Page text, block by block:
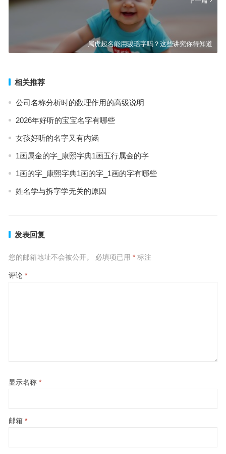
属虎起名能用骏瑶字吗？这些讲究你得知道
相关推荐
公司名称分析时的数理作用的高级说明
2026年好听的宝宝名字有哪些
女孩好听的名字又有内涵
1画属金的字_康熙字典1画五行属金的字
1画的字_康熙字典1画的字_1画的字有哪些
姓名学与拆字学无关的原因
发表回复
您的邮箱地址不会被公开。 必填项已用 *标注
评论 *
显示名称 *
邮箱 *